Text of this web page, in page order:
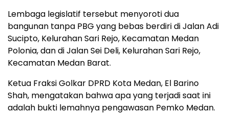
Lembaga legislatif tersebut menyoroti dua
bangunan tanpa PBG yang bebas berdiri di Jalan Adi
Sucipto, Kelurahan Sari Rejo, Kecamatan Medan
Polonia, dan di Jalan Sei Deli, Kelurahan Sari Rejo,
Kecamatan Medan Barat.
Ketua Fraksi Golkar DPRD Kota Medan, El Barino
Shah, mengatakan bahwa apa yang terjadi saat ini
adalah bukti lemahnya pengawasan Pemko Medan.